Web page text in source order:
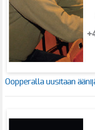
Oopperalla uusitaan